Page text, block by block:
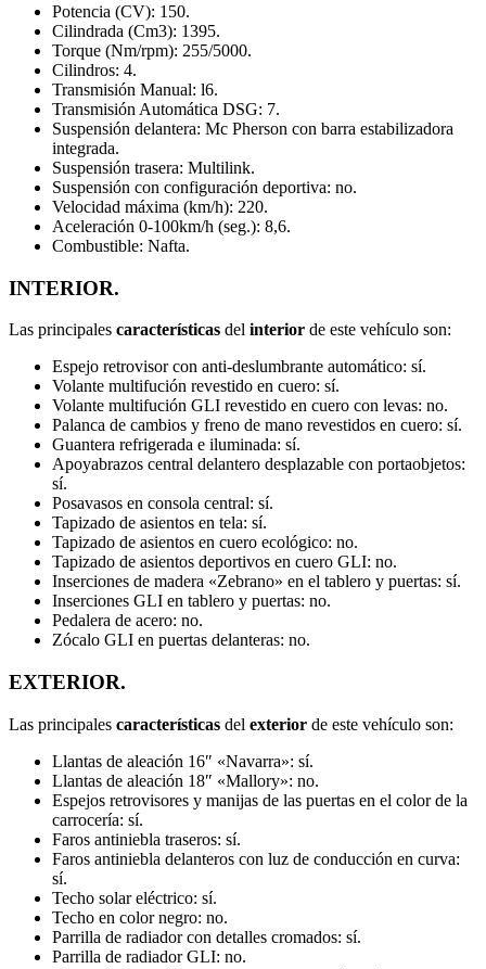
Potencia (CV): 150.
Cilindrada (Cm3): 1395.
Torque (Nm/rpm): 255/5000.
Cilindros: 4.
Transmisión Manual: l6.
Transmisión Automática DSG: 7.
Suspensión delantera: Mc Pherson con barra estabilizadora
integrada.
Suspensión trasera: Multilink.
Suspensión con configuración deportiva: no.
Velocidad máxima (km/h): 220.
Aceleración 0-100km/h (seg.): 8,6.
Combustible: Nafta.
INTERIOR.
Las principales características del interior de este vehículo son:
Espejo retrovisor con anti-deslumbrante automático: sí.
Volante multifución revestido en cuero: sí.
Volante multifución GLI revestido en cuero con levas: no.
Palanca de cambios y freno de mano revestidos en cuero: sí.
Guantera refrigerada e iluminada: sí.
Apoyabrazos central delantero desplazable con portaobjetos:
sí.
Posavasos en consola central: sí.
Tapizado de asientos en tela: sí.
Tapizado de asientos en cuero ecológico: no.
Tapizado de asientos deportivos en cuero GLI: no.
Inserciones de madera «Zebrano» en el tablero y puertas: sí.
Inserciones GLI en tablero y puertas: no.
Pedalera de acero: no.
Zócalo GLI en puertas delanteras: no.
EXTERIOR.
Las principales características del exterior de este vehículo son:
Llantas de aleación 16″ «Navarra»: sí.
Llantas de aleación 18″ «Mallory»: no.
Espejos retrovisores y manijas de las puertas en el color de la
carrocería: sí.
Faros antiniebla traseros: sí.
Faros antiniebla delanteros con luz de conducción en curva:
sí.
Techo solar eléctrico: sí.
Techo en color negro: no.
Parrilla de radiador con detalles cromados: sí.
Parrilla de radiador GLI: no.